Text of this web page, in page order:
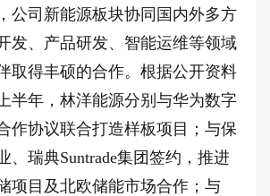
公司新能源板块协同国内外多方
发、产品研发、智能运维等领域
取得丰硕的合作。根据公开资料
半年，林洋能源分别与华为数字
作协议联合打造样板项目；与保
、瑞典Suntrade集团签约，推进
项目及北欧储能市场合作；与